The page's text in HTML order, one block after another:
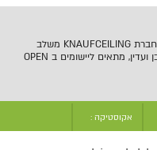
מיוצר בטכנולוגיה חדשנית מהדור המתקדם של חברת KNAUFCEILING משלב
איכויות הנחתת רעש גבוהות ביותר ומראה נקי לבן ועדין, מתאים ליישומים ב OPEN
אקוסטיקה :